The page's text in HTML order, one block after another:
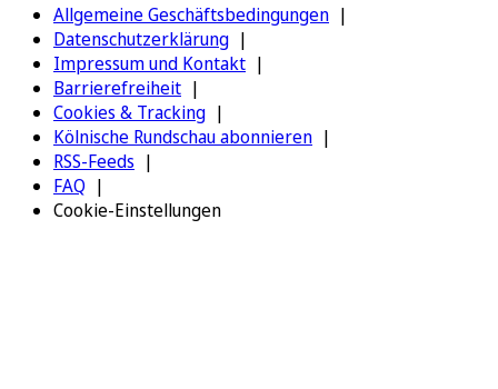
Allgemeine Geschäftsbedingungen
Datenschutzerklärung
Impressum und Kontakt
Barrierefreiheit
Cookies & Tracking
Kölnische Rundschau abonnieren
RSS-Feeds
FAQ
Cookie-Einstellungen